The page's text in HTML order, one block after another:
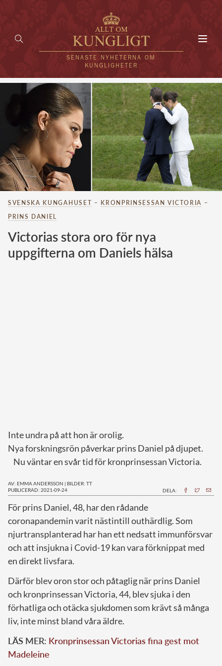
SENASTE NYHETERNA OM
KUNGLIGHETER
HEM
KUNGAFAMILJEN
UTLÄNDSKT
KÄNDISAR
VÄRLDENS KUNGAHUS
Svenska kungahuset
Norska kungahuset
Danska kungahuset
SVENSKA KUNGAHUSET – KRONPRINSESSAN VICTORIA –
PRINS DANIEL
Victorias stora oro för nya
uppgifterna om Daniels hälsa
Inte undra på att hon är orolig.
Nya forskningsrön påverkar prins Daniel på djupet.
Nu väntar en svår tid för kronprinsessan Victoria.
AV: EMMA ANDERSSON | BILDER: TT
PUBLICERAD: 2021-09-24
DELA:
För prins Daniel, 48, har den rådande
coronapandemin varit nästintill outhärdlig. Som
njurtransplanterad har han ett nedsatt immunförsvar
och att insjukna i Covid-19 kan vara förknippat med
en direkt livsfara.
Därför blev oron stor och påtaglig när prins Daniel
och kronprinsessan Victoria, 44, blev sjuka i den
förhatliga och otäcka sjukdomen som krävt så många
liv, inte minst bland våra äldre.
LÄS MER: Kronprinsessan Victorias fina gest mot
Madeleine